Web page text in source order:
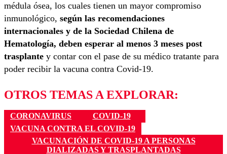
médula ósea, los cuales tienen un mayor compromiso
inmunológico, según las recomendaciones
internacionales y de la Sociedad Chilena de
Hematología, deben esperar al menos 3 meses post
trasplante y contar con el pase de su médico tratante para
poder recibir la vacuna contra Covid-19.
OTROS TEMAS A EXPLORAR:
CORONAVIRUS
COVID-19
VACUNA CONTRA EL COVID-19
VACUNACIÓN DE COVID-19 A PERSONAS
DIALIZADAS Y TRASPLANTADAS